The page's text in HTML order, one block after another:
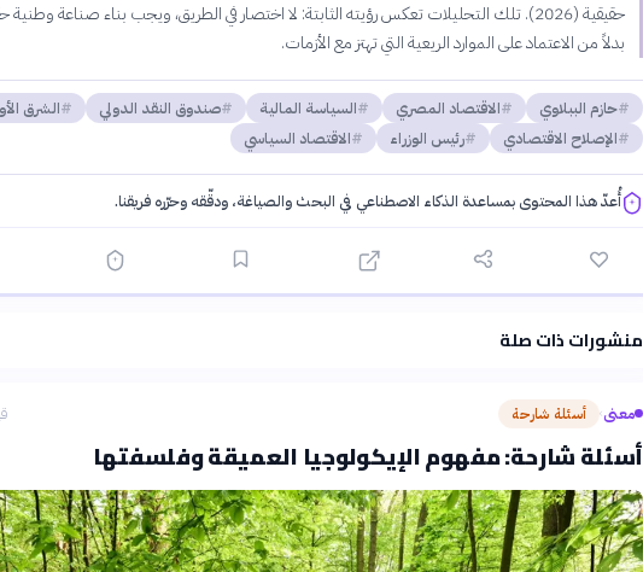
حقيقية (2026). تلك التحليلات تعكس رؤيته الثابتة: لا اختصار في الطريق، ويجب بناء صناعة وطنية
بدلاً من الاعتماد على الموارد الريعية التي تهتز مع الأزمات.
حازم الببلاوي الاقتصاد المصري السياسة المالية صندوق النقد الدولي
الشرق
الإصلاح الاقتصادي
رئيس الوزراء الاقتصاد السياسي
أُعدّ هذا المحتوى بمساعدة الذكاء الاصطناعي في البحث والصياغة، ودقّقه وحرّره فريقنا.
منشورات ذات صلة
معنى› أسئلة شارحة
أسئلة شارحة: مفهوم الإيكولوجيا العميقة وفلسفتها